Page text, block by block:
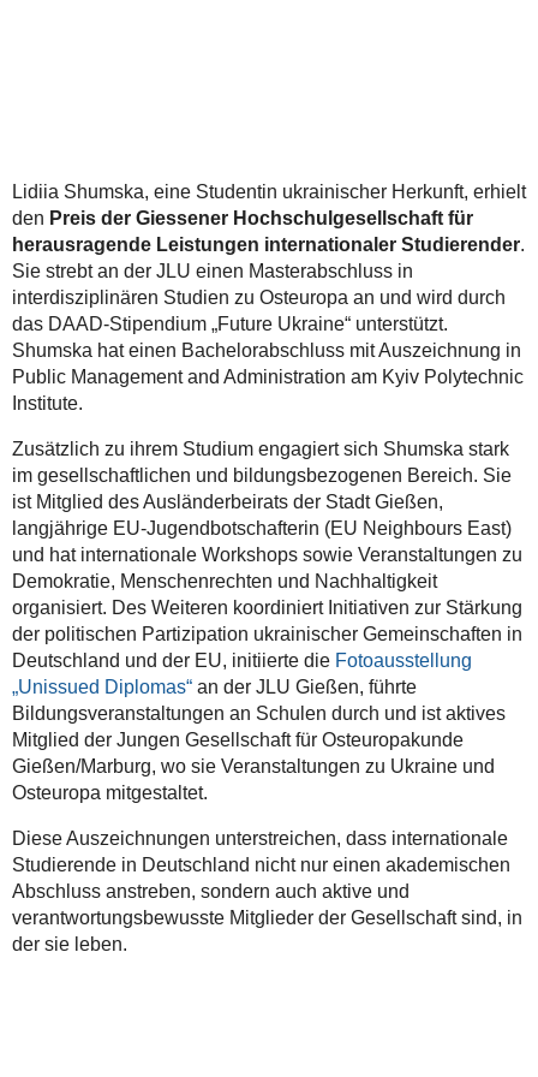
Lidiia Shumska, eine Studentin ukrainischer Herkunft, erhielt
den Preis der Giessener Hochschulgesellschaft für
herausragende Leistungen internationaler Studierender.
Sie strebt an der JLU einen Masterabschluss in
interdisziplinären Studien zu Osteuropa an und wird durch
das DAAD‑Stipendium „Future Ukraine“ unterstützt.
Shumska hat einen Bachelorabschluss mit Auszeichnung in
Public Management and Administration am Kyiv Polytechnic
Institute.
Zusätzlich zu ihrem Studium engagiert sich Shumska stark
im gesellschaftlichen und bildungsbezogenen Bereich. Sie
ist Mitglied des Ausländerbeirats der Stadt Gießen,
langjährige EU‑Jugendbotschafterin (EU Neighbours East)
und hat internationale Workshops sowie Veranstaltungen zu
Demokratie, Menschenrechten und Nachhaltigkeit
organisiert. Des Weiteren koordiniert Initiativen zur Stärkung
der politischen Partizipation ukrainischer Gemeinschaften in
Deutschland und der EU, initiierte die Fotoausstellung
„Unissued Diplomas“an der JLU Gießen, führte
Bildungsveranstaltungen an Schulen durch und ist aktives
Mitglied der Jungen Gesellschaft für Osteuropakunde
Gießen/Marburg, wo sie Veranstaltungen zu Ukraine und
Osteuropa mitgestaltet.
Diese Auszeichnungen unterstreichen, dass internationale
Studierende in Deutschland nicht nur einen akademischen
Abschluss anstreben, sondern auch aktive und
verantwortungsbewusste Mitglieder der Gesellschaft sind, in
der sie leben.